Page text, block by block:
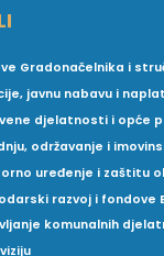
Gradonačelnika i
javnu nabavu i
djelatnosti i opće
održavanje i
uređenje i zaštitu
razvoj i fondove
komunalnih